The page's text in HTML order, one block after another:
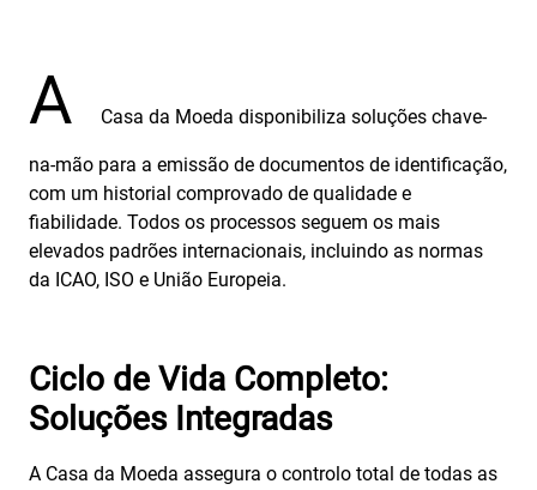
A Casa da Moeda disponibiliza soluções chave-
na-mão para a emissão de documentos de identificação,
com um historial comprovado de qualidade e
fiabilidade. Todos os processos seguem os mais
elevados padrões internacionais, incluindo as normas
da ICAO, ISO e União Europeia.
Ciclo de Vida Completo:
Soluções Integradas
A Casa da Moeda assegura o controlo total de todas as